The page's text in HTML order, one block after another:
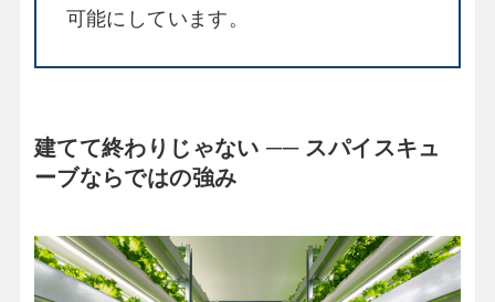
可能にしています。
建てて終わりじゃない ── スパイスキュ
ーブならではの強み